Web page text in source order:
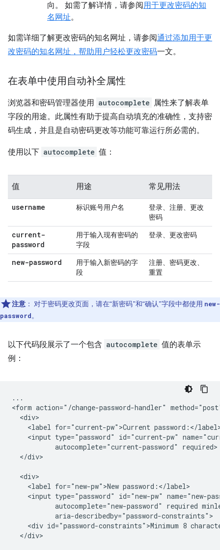
向。 如需了解详情，请参阅用于更改密码的知
名网址。
如需详细了解更改密码的知名网址，请参阅通过添加用于更
改密码的知名网址，帮助用户轻松更改密码一文。
在表单中使用自动补全属性
浏览器和密码管理器使用 autocomplete 属性来了解表单
字段的用途。此属性有助于提高自动填充的准确性，支持密
码生成，并且是自动密码更改等功能可靠运行所必需的。
使用以下 autocomplete 值：
值 用途 常见用法
username 标识账号用户名
登录、注册、更改
密码
current-
password
用于输入现有密码的
字段
登录、更改密码
new-password
用于输入新密码的字
段
注册、密码更改、
重置
注意 ： 对于密码更改页面，请在“新密码”和“确认”字段中都使用 new-
password。
以下代码段展示了一个包含 autocomplete 值的表单示
例：
...
<form action="/change-password-handler"
  <div>
<label for="current-pw">Current password:</
<input type="password" id="current-pw"
           autocomplete="current-password" required>
  </div>
  <div>
    <label for="new-pw">New password:</label>
<input type="password" id="new-pw" name="new-
autocomplete="new-password" required
           aria-describedby="password-constraints">
<div id="password-constraints">Minimum 8
  </div>